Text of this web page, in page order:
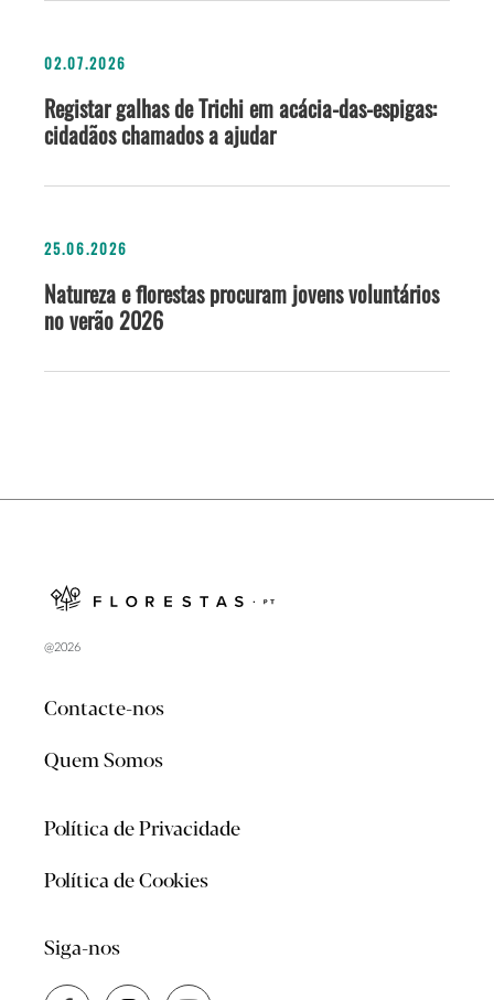
02.07.2026
Registar galhas de Trichi em acácia-das-espigas:
cidadãos chamados a ajudar
25.06.2026
Natureza e florestas procuram jovens voluntários
no verão 2026
@2026
Contacte-nos
Quem Somos
Política de Privacidade
Política de Cookies
Siga-nos